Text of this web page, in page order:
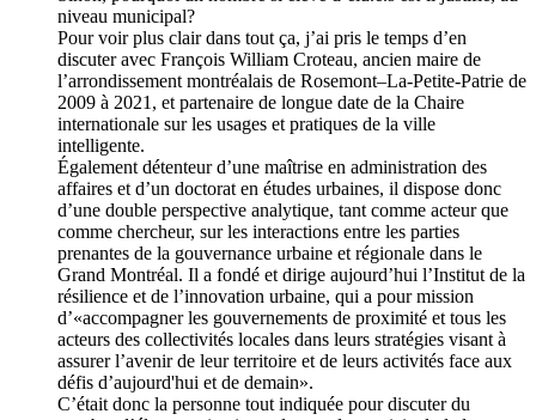
niveau municipal?
Pour voir plus clair dans tout ça, j’ai pris le temps d’en
discuter avec François William Croteau, ancien maire de
l’arrondissement montréalais de Rosemont–La-Petite-Patrie de
2009 à 2021, et partenaire de longue date de la Chaire
internationale sur les usages et pratiques de la ville
intelligente.
Également détenteur d’une maîtrise en administration des
affaires et d’un doctorat en études urbaines, il dispose donc
d’une double perspective analytique, tant comme acteur que
comme chercheur, sur les interactions entre les parties
prenantes de la gouvernance urbaine et régionale dans le
Grand Montréal. Il a fondé et dirige aujourd’hui l’Institut de la
résilience et de l’innovation urbaine, qui a pour mission
d’«accompagner les gouvernements de proximité et tous les
acteurs des collectivités locales dans leurs stratégies visant à
assurer l’avenir de leur territoire et de leurs activités face aux
défis d’aujourd'hui et de demain».
C’était donc la personne tout indiquée pour discuter du